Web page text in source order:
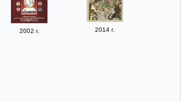
2002 г. 2014 г.